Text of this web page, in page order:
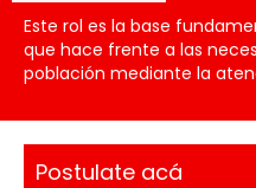
Este rol es la base
que hace frente a las
población mediante la
Postulate acá